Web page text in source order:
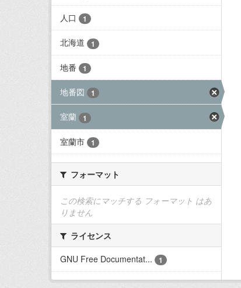
人口 1
北海道 1
地番 1
地番図 1
室蘭 1
室蘭市 1
フォーマット
この検索にマッチする フォーマット はあ
りません
ライセンス
GNU Free Documentat...
1